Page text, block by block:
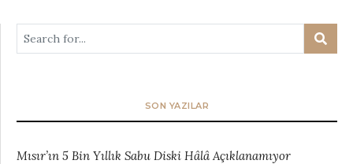
SON YAZILAR
Mısır’ın 5 Bin Yıllık Sabu Diski Hâlâ Açıklanamıyor